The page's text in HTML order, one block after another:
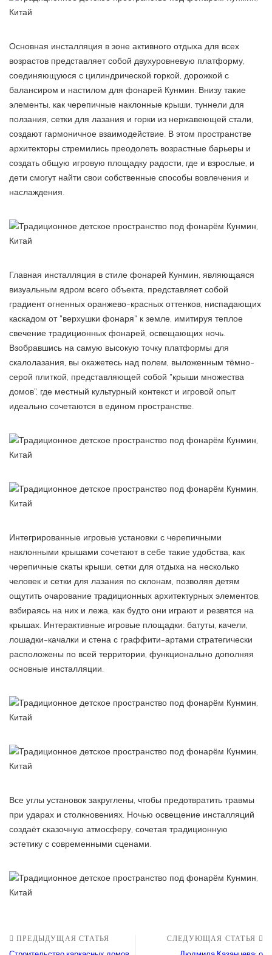
Основная инсталляция в зоне активного отдыха для всех
возрастов представляет собой двухуровневую платформу,
соединяющуюся с цилиндрической горкой, дорожкой с
балансиром и настилом для фонарей Кунмин. Внизу такие
элементы, как черепичные наклонные крыши, туннели для
ползания, сетки для лазания и горки из нержавеющей стали,
создают гармоничное взаимодействие. В этом пространстве
архитекторы стремились преодолеть возрастные барьеры и
создать общую игровую площадку радости, где и взрослые, и
дети смогут найти свои собственные способы вовлечения и
наслаждения.
Главная инсталляция в стиле фонарей Кунмин, являющаяся
визуальным ядром всего объекта, представляет собой
градиент огненных оранжево-красных оттенков, ниспадающих
каскадом от "верхушки фонаря" к земле, имитируя теплое
свечение традиционных фонарей, освещающих ночь.
Взобравшись на самую высокую точку платформы для
скалолазания, вы окажетесь над полем, выложенным тёмно-
серой плиткой, представляющей собой "крыши множества
домов", где местный культурный контекст и игровой опыт
идеально сочетаются в едином пространстве.
Интегрированные игровые установки с черепичными
наклонными крышами сочетают в себе такие удобства, как
черепичные скаты крыши, сетки для отдыха на несколько
человек и сетки для лазания по склонам, позволяя детям
ощутить очарование традиционных архитектурных элементов,
взбираясь на них и лежа, как будто они играют и резвятся на
крышах. Интерактивные игровые площадки: батуты, качели,
лошадки-качалки и стена с граффити-артами стратегически
расположены по всей территории, функционально дополняя
основные инсталляции.
Все углы установок закруглены, чтобы предотвратить травмы
при ударах и столкновениях. Ночью освещение инсталляций
создаёт сказочную атмосферу, сочетая традиционную
эстетику с современными сценами.
ПРЕДЫДУЩАЯ СТАТЬЯ СЛЕДУЮЩАЯ СТАТЬЯ